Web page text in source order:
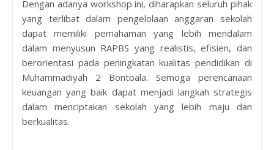
Dengan adanya workshop ini, diharapkan seluruh pihak
yang terlibat dalam pengelolaan anggaran sekolah
dapat memiliki pemahaman yang lebih mendalam
dalam menyusun RAPBS yang realistis, efisien, dan
berorientasi pada peningkatan kualitas pendidikan di
Muhammadiyah 2 Bontoala. Semoga perencanaan
keuangan yang baik dapat menjadi langkah strategis
dalam menciptakan sekolah yang lebih maju dan
berkualitas.